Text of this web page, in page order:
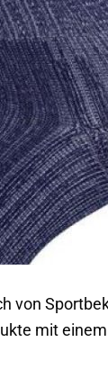
von
mit